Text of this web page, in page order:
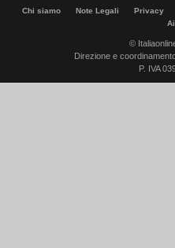
Chi siamo Note Legali Privacy
©
Direzione e
P. IVA